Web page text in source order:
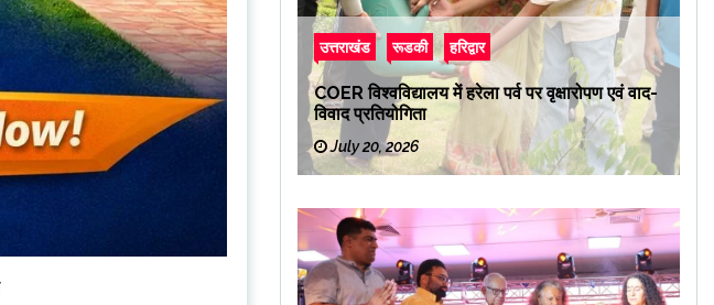
उत्तराखंड रूडकी हरिद्वार
COER विश्वविद्यालय में हरेला पर्व पर वृक्षारोपण एवं वाद-
विवाद प्रतियोगिता
July 20, 2026